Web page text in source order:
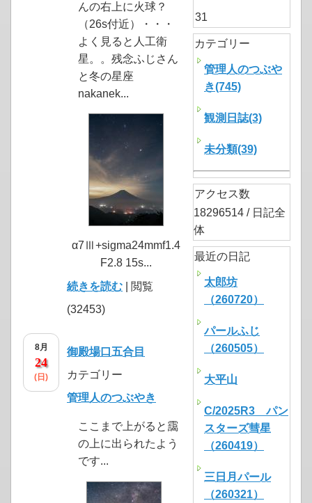
んの右上に火球？
（26s付近）・・・
よく見ると人工衛
星。。残念ふじさん
と冬の星座
nakanek...
α7Ⅲ+sigma24mmf1.4
F2.8 15s...
続きを読む | 閲覧
(32453)
8月
24
(日)
御殿場口五合目
カテゴリー
管理人のつぶやき
ここまで上がると靄
の上に出られたよう
です...
31
カテゴリー
管理人のつぶや
き(745)
観測日誌(3)
未分類(39)
アクセス数
18296514 / 日記全
体
最近の日記
太郎坊
（260720）
パールふじ
（260505）
大平山
C/2025R3 パン
スターズ彗星
（260419）
三日月パール
（260321）